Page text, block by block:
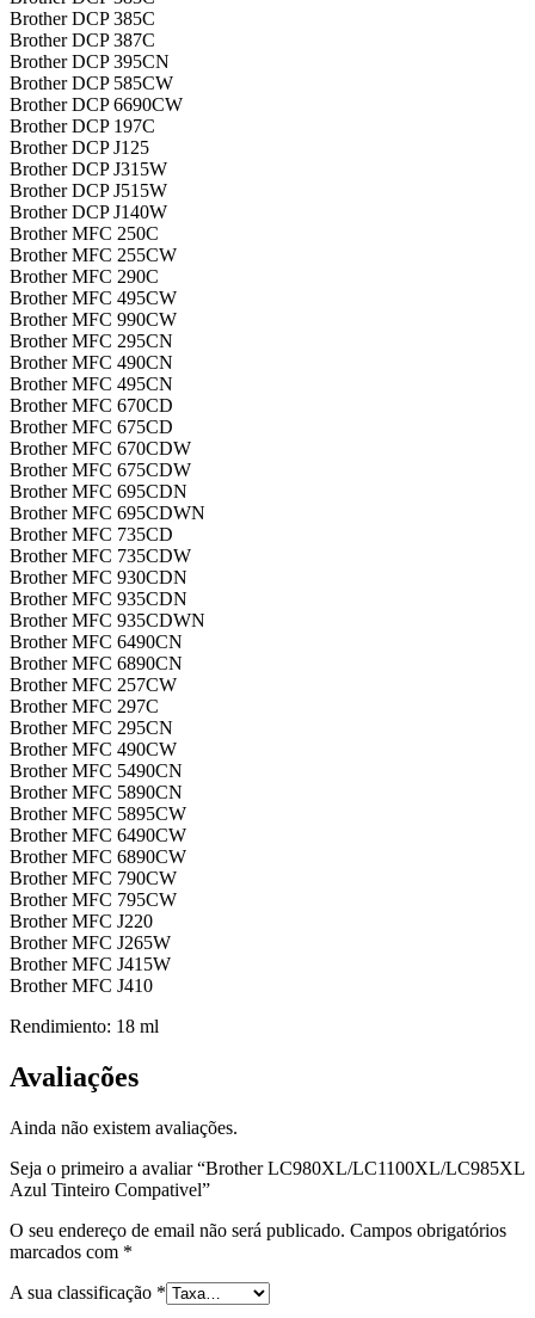
Brother DCP 385C
Brother DCP 387C
Brother DCP 395CN
Brother DCP 585CW
Brother DCP 6690CW
Brother DCP 197C
Brother DCP J125
Brother DCP J315W
Brother DCP J515W
Brother DCP J140W
Brother MFC 250C
Brother MFC 255CW
Brother MFC 290C
Brother MFC 495CW
Brother MFC 990CW
Brother MFC 295CN
Brother MFC 490CN
Brother MFC 495CN
Brother MFC 670CD
Brother MFC 675CD
Brother MFC 670CDW
Brother MFC 675CDW
Brother MFC 695CDN
Brother MFC 695CDWN
Brother MFC 735CD
Brother MFC 735CDW
Brother MFC 930CDN
Brother MFC 935CDN
Brother MFC 935CDWN
Brother MFC 6490CN
Brother MFC 6890CN
Brother MFC 257CW
Brother MFC 297C
Brother MFC 295CN
Brother MFC 490CW
Brother MFC 5490CN
Brother MFC 5890CN
Brother MFC 5895CW
Brother MFC 6490CW
Brother MFC 6890CW
Brother MFC 790CW
Brother MFC 795CW
Brother MFC J220
Brother MFC J265W
Brother MFC J415W
Brother MFC J410
Rendimiento: 18 ml
Avaliações
Ainda não existem avaliações.
Seja o primeiro a avaliar “Brother LC980XL/LC1100XL/LC985XL
Azul Tinteiro Compativel”
O seu endereço de email não será publicado. Campos obrigatórios
marcados com *
A sua classificação *